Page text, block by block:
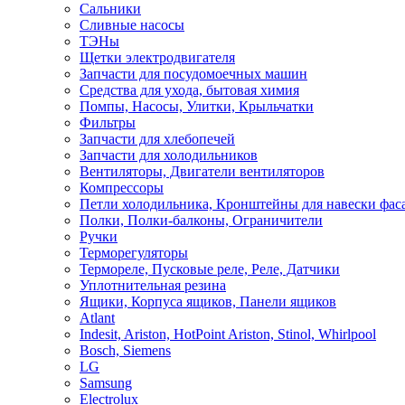
Сальники
Сливные насосы
ТЭНы
Щетки электродвигателя
Запчасти для посудомоечных машин
Средства для ухода, бытовая химия
Помпы, Насосы, Улитки, Крыльчатки
Фильтры
Запчасти для хлебопечей
Запчасти для холодильников
Вентиляторы, Двигатели вентиляторов
Компрессоры
Петли холодильника, Кронштейны для навески
Полки, Полки-балконы, Ограничители
Ручки
Терморегуляторы
Термореле, Пусковые реле, Реле, Датчики
Уплотнительная резина
Ящики, Корпуса ящиков, Панели ящиков
Atlant
Indesit, Ariston, HotPoint Ariston, Stinol, Whirlpool
Bosch, Siemens
LG
Samsung
Electrolux